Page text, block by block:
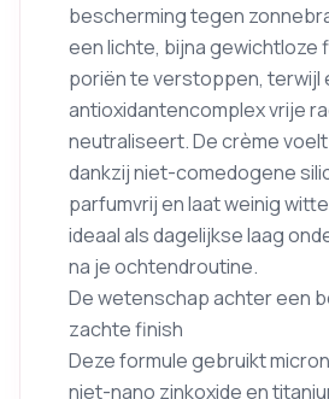
bescherming tegen
een lichte, bijna gewichtloze
poriën te verstoppen, terwijl
antioxidantencomplex vrije
neutraliseert. De crème
dankzij niet-comedogene
parfumvrij en laat weinig
ideaal als dagelijkse laag
na je ochtendroutine.
De wetenschap achter een
zachte finish
Deze formule gebruikt
niet-nano zinkoxide en